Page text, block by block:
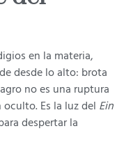
en la materia,
desde lo alto: brota
no es una ruptura
Es la luz del Ein
despertar la